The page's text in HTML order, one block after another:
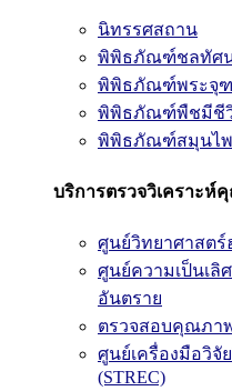
นิทรรศสถาน
พิพิธภัณฑ์ชลทัศ
พิพิธภัณฑ์พระจุฑ
พิพิธภัณฑ์พืชมีชี
พิพิธภัณฑ์สมุนไ
บริการตรวจวิเคราะห์
ศูนย์วิทยาศาสตร์
ศูนย์ความเป็นเลิ
อันตราย
ตรวจสอบคุณภา
ศูนย์เครื่องมือวิจั
(STREC)